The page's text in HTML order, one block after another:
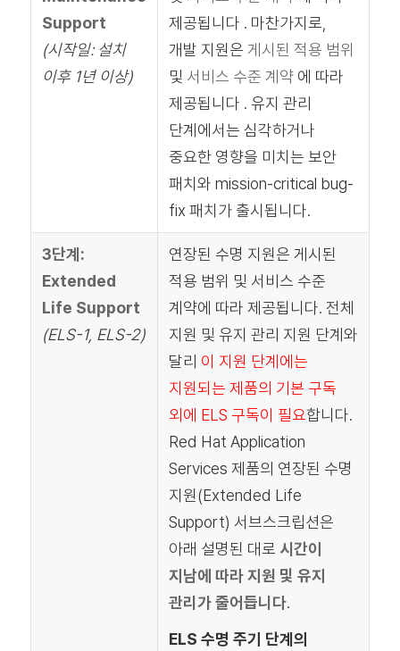
Support
(시작일: 설치
이후 1년 이상)
제공됩니다 . 마찬가지로,
개발 지원은 게시된 적용 범위
및 서비스 수준 계약에 따라
제공됩니다 . 유지 관리
단계에서는 심각하거나
중요한 영향을 미치는 보안
패치와 mission-critical bug-
fix 패치가 출시됩니다.
3단계:
Extended
Life Support
(ELS-1, ELS-2)
연장된 수명 지원은 게시된
적용 범위 및 서비스 수준
계약에 따라 제공됩니다. 전체
지원 및 유지 관리 지원 단계와
달리 이 지원 단계에는
지원되는 제품의 기본 구독
외에 ELS 구독이 필요합니다.
Red Hat Application
Services 제품의 연장된 수명
지원(Extended Life
Support) 서브스크립션은
아래 설명된 대로 시간이
지남에 따라 지원 및 유지
관리가 줄어듭니다.
ELS 수명 주기 단계의